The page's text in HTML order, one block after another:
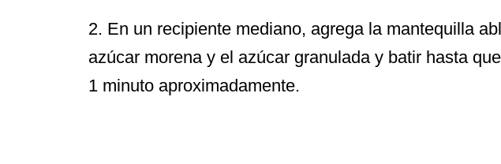
2. En un recipiente mediano, agrega la mantequilla
azúcar morena y el azúcar granulada y batir hasta
1 minuto aproximadamente.